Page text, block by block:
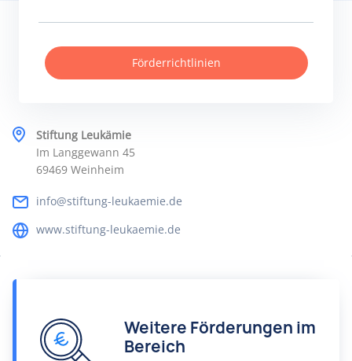
Stiftung Leukämie
Im Langgewann 45
69469 Weinheim
info@stiftung-leukaemie.de
www.stiftung-leukaemie.de
Förderrichtlinien
Weitere Förderungen im
Bereich